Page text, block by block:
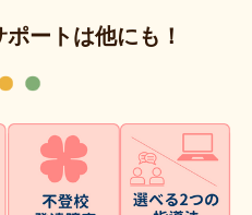
ートは他にも！